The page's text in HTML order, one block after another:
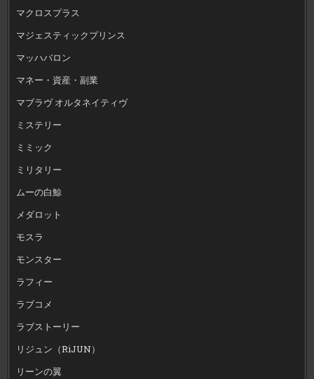
マクロスプラス
マジェスティックプリンス
マッハバロン
マネー・資産・副業
マブラヴ オルタネイティヴ
ミステリー
ミミック
ミリタリー
ムーの白鯨
メダロット
モスラ
モンスター
ラフィー
ラブコメ
ラブストーリー
リジュン（RiJUN）
リーンの翼